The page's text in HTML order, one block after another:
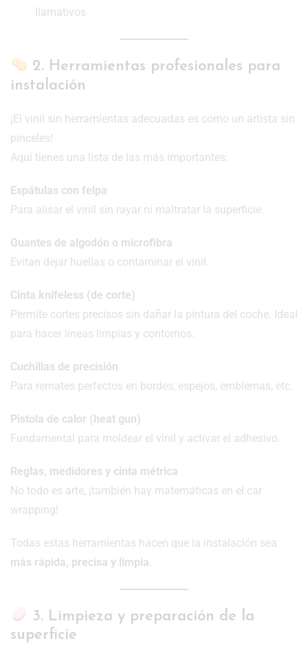
llamativos
2. Herramientas profesionales para
instalación
¡El vinil sin herramientas adecuadas es como un artista sin
pinceles!
Aquí tienes una lista de las más importantes:
Espátulas con felpa
Para alisar el vinil sin rayar ni maltratar la superficie.
Guantes de algodón o microfibra
Evitan dejar huellas o contaminar el vinil.
Cinta knifeless (de corte)
Permite cortes precisos sin dañar la pintura del coche. Ideal
para hacer líneas limpias y contornos.
Cuchillas de precisión
Para remates perfectos en bordes, espejos, emblemas, etc.
Pistola de calor (heat gun)
Fundamental para moldear el vinil y activar el adhesivo.
Reglas, medidores y cinta métrica
No todo es arte, ¡también hay matemáticas en el car
wrapping!
Todas estas herramientas hacen que la instalación sea
más rápida, precisa y limpia
3. Limpieza y preparación de la
superficie